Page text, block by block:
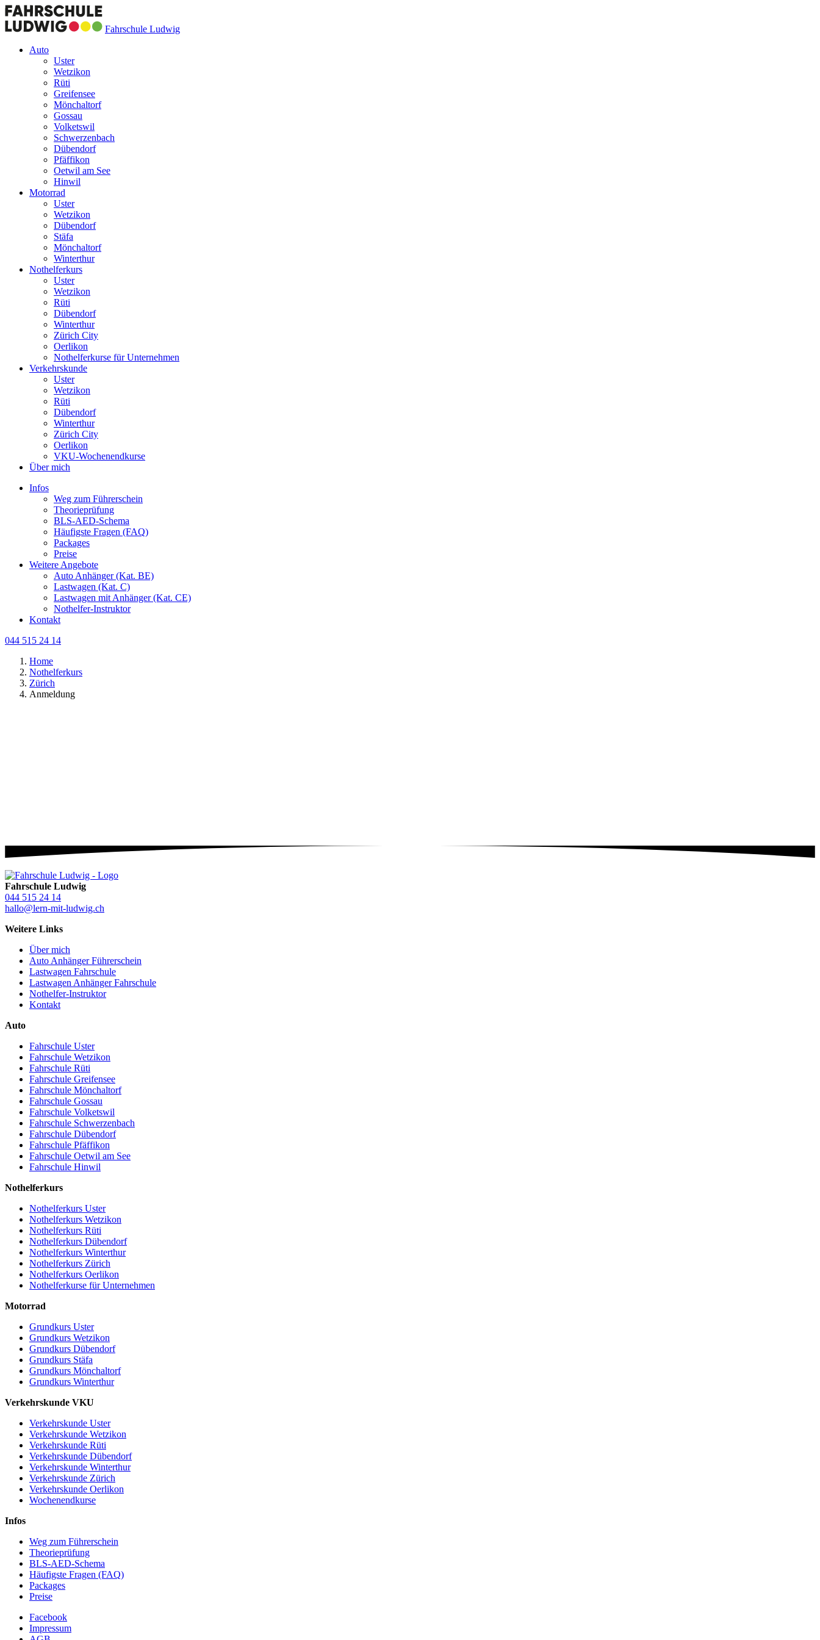
Fahrschule Ludwig
Auto
Uster
Wetzikon
Rüti
Greifensee
Mönchaltorf
Gossau
Volketswil
Schwerzenbach
Dübendorf
Pfäffikon
Oetwil am See
Hinwil
Motorrad
Uster
Wetzikon
Dübendorf
Stäfa
Mönchaltorf
Winterthur
Nothelferkurs
Uster
Wetzikon
Rüti
Dübendorf
Winterthur
Zürich City
Oerlikon
Nothelferkurse für Unternehmen
Verkehrskunde
Uster
Wetzikon
Rüti
Dübendorf
Winterthur
Zürich City
Oerlikon
VKU-Wochenendkurse
Über mich
Infos
Weg zum Führerschein
Theorieprüfung
BLS-AED-Schema
Häufigste Fragen (FAQ)
Packages
Preise
Weitere Angebote
Auto Anhänger (Kat. BE)
Lastwagen (Kat. C)
Lastwagen mit Anhänger (Kat. CE)
Nothelfer-Instruktor
Kontakt
044 515 24 14
Home
Nothelferkurs
Zürich
Anmeldung
Fahrschule Ludwig
044 515 24 14
hallo@lern-mit-ludwig.ch
Weitere Links
Über mich
Auto Anhänger Führerschein
Lastwagen Fahrschule
Lastwagen Anhänger Fahrschule
Nothelfer-Instruktor
Kontakt
Auto
Fahrschule Uster
Fahrschule Wetzikon
Fahrschule Rüti
Fahrschule Greifensee
Fahrschule Mönchaltorf
Fahrschule Gossau
Fahrschule Volketswil
Fahrschule Schwerzenbach
Fahrschule Dübendorf
Fahrschule Pfäffikon
Fahrschule Oetwil am See
Fahrschule Hinwil
Nothelferkurs
Nothelferkurs Uster
Nothelferkurs Wetzikon
Nothelferkurs Rüti
Nothelferkurs Dübendorf
Nothelferkurs Winterthur
Nothelferkurs Zürich
Nothelferkurs Oerlikon
Nothelferkurse für Unternehmen
Motorrad
Grundkurs Uster
Grundkurs Wetzikon
Grundkurs Dübendorf
Grundkurs Stäfa
Grundkurs Mönchaltorf
Grundkurs Winterthur
Verkehrskunde VKU
Verkehrskunde Uster
Verkehrskunde Wetzikon
Verkehrskunde Rüti
Verkehrskunde Dübendorf
Verkehrskunde Winterthur
Verkehrskunde Zürich
Verkehrskunde Oerlikon
Wochenendkurse
Infos
Weg zum Führerschein
Theorieprüfung
BLS-AED-Schema
Häufigste Fragen (FAQ)
Packages
Preise
Facebook
Impressum